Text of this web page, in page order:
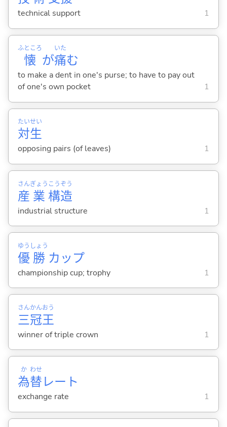
technical support 1
懐
ふところ
が痛
いた
む
to make a dent in one's purse; to have to pay out
of one's own pocket
1
対
たい
生
せい
opposing pairs (of leaves) 1
産
さん
業
ぎょう
構
こう
造
ぞう
industrial structure 1
優
ゆう
勝
しょう
カップ
championship cup; trophy 1
三
さん
冠
かん
王
おう
winner of triple crown 1
為
か
替
わせ
レート
exchange rate 1